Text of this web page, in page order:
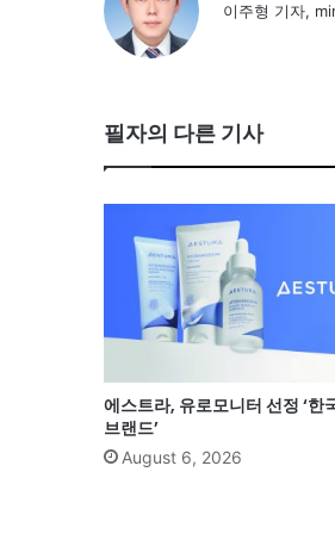
이주형 기자,
필자의 다른 기사
에스트라, 유로모니터 선정 ‘한
브랜드’
August 6, 2026